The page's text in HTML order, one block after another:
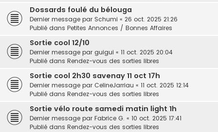
Dossards foulé du bélouga
Dernier message par Schumi « 26 oct. 2025 21:26
Publié dans Petites Annonces / Bonnes Affaires
Sortie cool 12/10
Dernier message par guigui « 11 oct. 2025 20:04
Publié dans Rendez-vous des sorties libres
Sortie cool 2h30 savenay 11 oct 17h
Dernier message par CelineJarriau « 11 oct. 2025 12:14
Publié dans Rendez-vous des sorties libres
Sortie vélo route samedi matin light 1h
Dernier message par Fabrice G. « 10 oct. 2025 17:41
Publié dans Rendez-vous des sorties libres